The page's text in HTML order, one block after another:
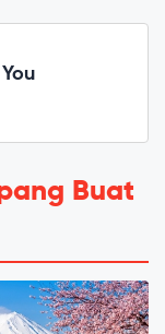
Buat